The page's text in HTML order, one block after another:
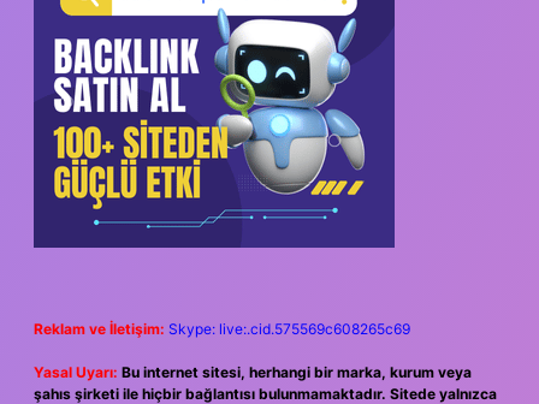
Reklam ve İletişim: Skype: live:.cid.575569c608265c69
Yasal Uyarı: Bu internet sitesi, herhangi bir marka, kurum veya
şahıs şirketi ile hiçbir bağlantısı bulunmamaktadır. Sitede yalnızca